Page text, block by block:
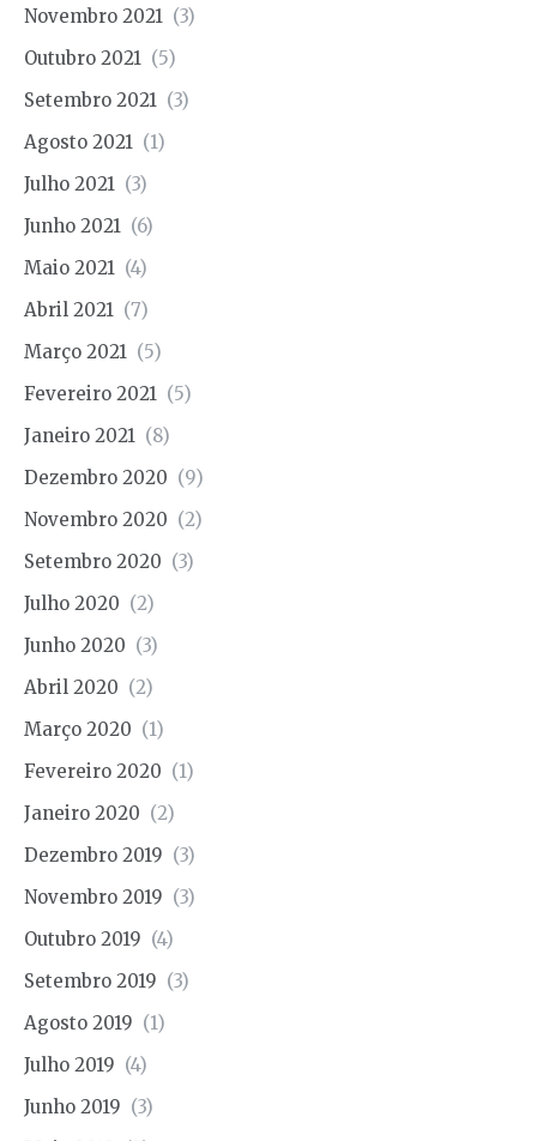
Novembro 2021 (3)
Outubro 2021 (5)
Setembro 2021 (3)
Agosto 2021 (1)
Julho 2021 (3)
Junho 2021 (6)
Maio 2021 (4)
Abril 2021 (7)
Março 2021 (5)
Fevereiro 2021 (5)
Janeiro 2021 (8)
Dezembro 2020 (9)
Novembro 2020 (2)
Setembro 2020 (3)
Julho 2020 (2)
Junho 2020 (3)
Abril 2020 (2)
Março 2020 (1)
Fevereiro 2020 (1)
Janeiro 2020 (2)
Dezembro 2019 (3)
Novembro 2019 (3)
Outubro 2019 (4)
Setembro 2019 (3)
Agosto 2019 (1)
Julho 2019 (4)
Junho 2019 (3)